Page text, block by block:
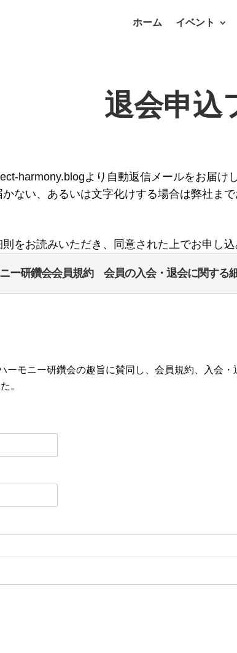
ホーム イベント
退会申込
harmony.blogより自動返信メールをお届け
ない、あるいは文字化けする場合は弊社まで
をお読みいただき、同意された上でお申し込
ー研鑽会会員規約 会員の入会・退会に関する
ーモニー研鑽会の趣旨に賛同し、会員規約、入会
。